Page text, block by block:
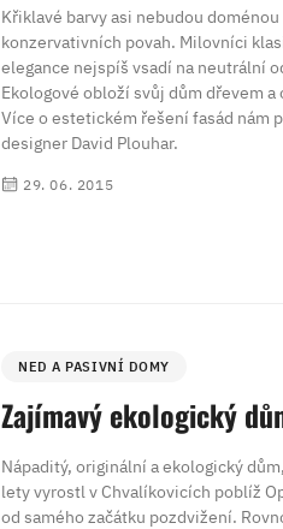
Křiklavé barvy asi nebudou
konzervativních povah. Milovníci
elegance nejspíš vsadí na neutrální
Ekologové obloží svůj dům dřevem
Více o estetickém řešení fasád nám
designer David Plouhar.
29. 06. 2015
NED A PASIVNÍ DOMY
Zajímavý ekologický
Nápaditý, originální a ekologický
lety vyrostl v Chvalíkovicích poblíž
od samého začátku pozdvižení.